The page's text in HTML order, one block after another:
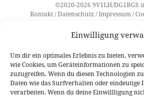
Einwilligung
Um dir ein optimales Erlebnis zu bieten,
wie Cookies, um Geräteinformationen zu
zuzugreifen. Wenn du diesen Technologien
Daten wie das Surfverhalten oder eindeutige
verarbeiten. Wenn du deine Einwillligung
©2020-2026 9V1LH/DG1BGS
Kontakt/Datenschutz/Impressum/